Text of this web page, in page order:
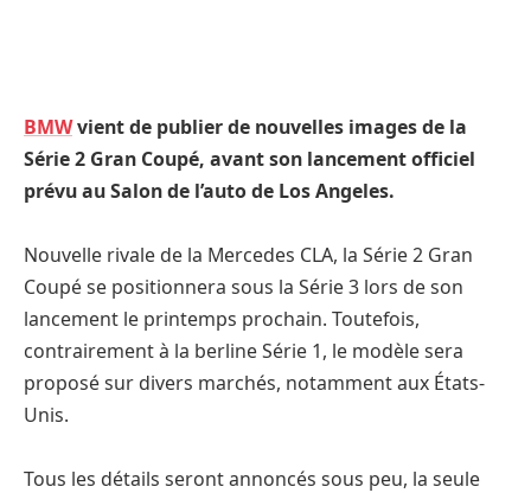
BMWvient de publier de nouvelles images de la
Série 2 Gran Coupé, avant son lancement officiel
prévu au Salon de l’auto de Los Angeles.
Nouvelle rivale de la Mercedes CLA, la Série 2 Gran
Coupé se positionnera sous la Série 3 lors de son
lancement le printemps prochain. Toutefois,
contrairement à la berline Série 1, le modèle sera
proposé sur divers marchés, notamment aux États-
Unis.
Tous les détails seront annoncés sous peu, la seule